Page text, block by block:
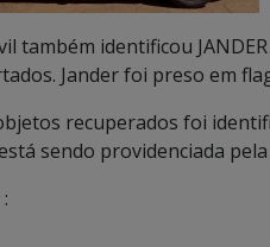
também identificou
Jander foi preso em
recuperados foi
sendo providenciada pela